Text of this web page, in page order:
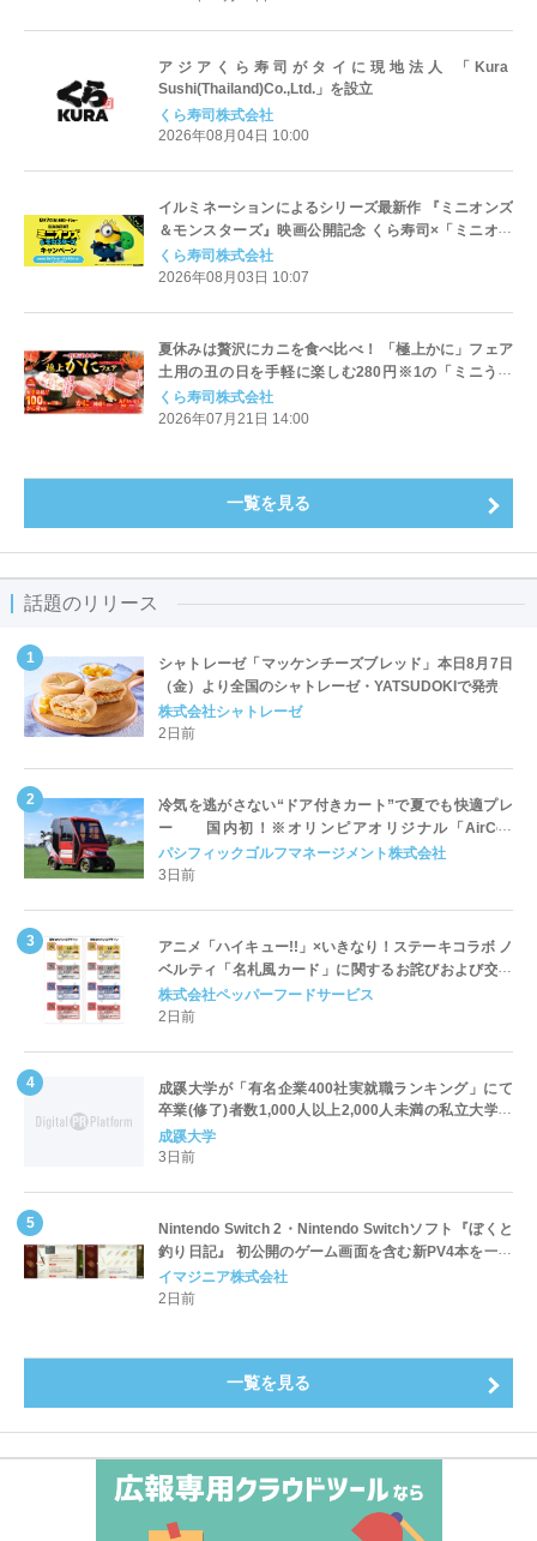
アジアくら寿司がタイに現地法人 「Kura
Sushi(Thailand)Co.,Ltd.」を設立
くら寿司株式会社
2026年08月04日 10:00
イルミネーションによるシリーズ最新作 『ミニオンズ
＆モンスターズ』映画公開記念 くら寿司×「ミニオン
ズ」初のコラボキャンペーン ～8月7日（金）から全国
のくら寿司で開催～
くら寿司株式会社
2026年08月03日 10:07
夏休みは贅沢にカニを食べ比べ！ 「極上かに」フェア
土用の丑の日を手軽に楽しむ280円※1の「ミニうな
丼」も登場！ ―7月24日（金）より期間・数量限定で
販売―
くら寿司株式会社
2026年07月21日 14:00
一覧を見る
話題のリリース
シャトレーゼ「マッケンチーズブレッド」本日8月7日
（金）より全国のシャトレーゼ・YATSUDOKIで発売
株式会社シャトレーゼ
2日前
冷気を逃がさない“ドア付きカート”で夏でも快適プレ
ー 国内初！※オリンピアオリジナル「AirCon
Cart（エアコンカート）」導入 | ＰＧＭ
パシフィックゴルフマネージメント株式会社
3日前
アニメ「ハイキュー!!」×いきなり！ステーキコラボ ノ
ベルティ「名札風カード」に関するお詫びおよび交換
対応についてのご案内
株式会社ペッパーフードサービス
2日前
成蹊大学が「有名企業400社実就職ランキング」にて
卒業(修了)者数1,000人以上2,000人未満の私立大学で
全国第1位を獲得！～実就職率は26.5%（前年比＋
4.3pt）に伸長、東京の私立大学でも10位にランクイン
成蹊大学
3日前
Nintendo Switch 2・Nintendo Switchソフト『ぼくと
釣り日記』 初公開のゲーム画面を含む新PV4本を一挙
公開！
イマジニア株式会社
2日前
一覧を見る